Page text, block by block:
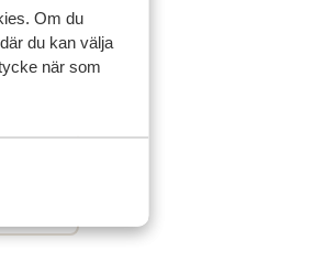
Om du
du kan välja
när som
2026